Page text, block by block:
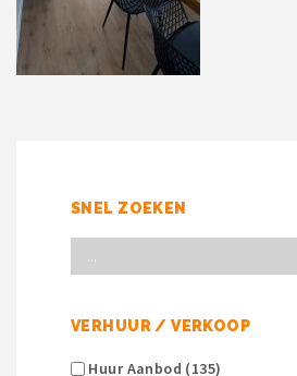
SNEL ZOEKEN
VERHUUR / VERKOOP
Huur Aanbod (135)